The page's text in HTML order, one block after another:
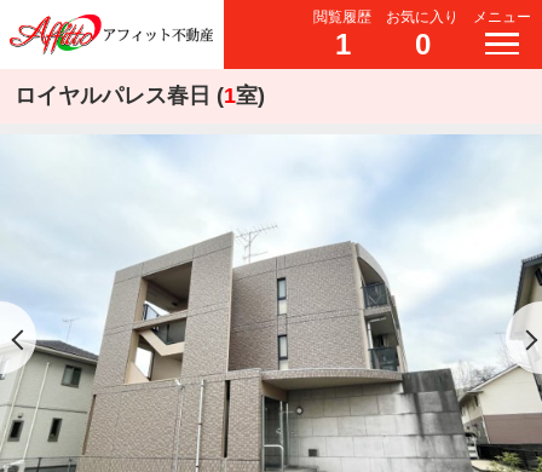
閲覧履歴
1
お気に入り
0
メニュー
ロイヤルパレス春日 (1室)